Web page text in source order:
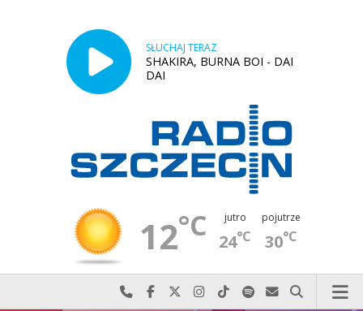
SŁUCHAJ TERAZ
SHAKIRA, BURNA BOI - DAI
DAI
12°C jutro
24°C
pojutrze
30°C
Najlepiej po prostu do nas zadzwoń
Odwiedź nas na Facebook-u
Odwiedź nas na X
Odwiedź nas na Instagram-ie
Odwiedź nas na TikTok-u
Szukaj nas na Spotify
Wyślij do nas
Szukaj